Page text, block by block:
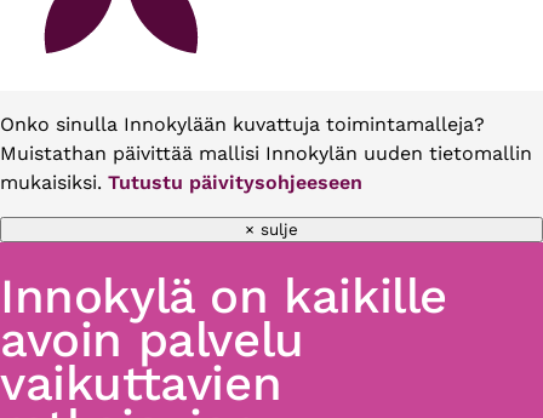
Onko sinulla Innokylään kuvattuja toimintamalleja?
Muistathan päivittää mallisi Innokylän uuden tietomallin
mukaisiksi. Tutustu päivitysohjeeseen
× sulje
Innokylä on kaikille
avoin palvelu
vaikuttavien